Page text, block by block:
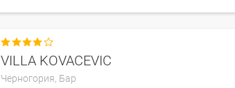

VILLA KOVACEVIC
Черногория, Бар